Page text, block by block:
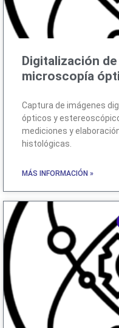
Digitalización
microscopía
Captura de imágenes
ópticos y
mediciones y
histológicas.
MÁS INFORMACIÓN »